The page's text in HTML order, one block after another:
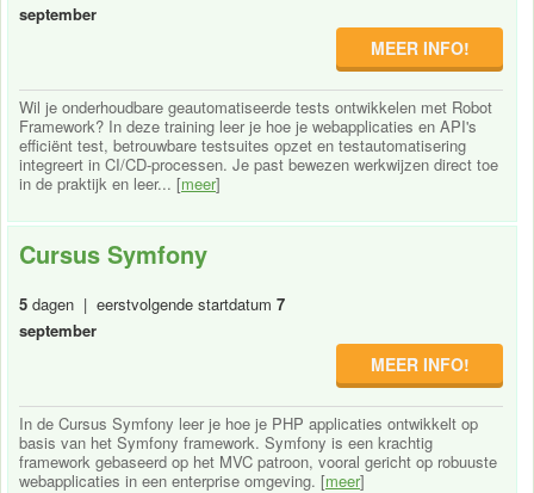
september
MEER INFO!
Wil je onderhoudbare geautomatiseerde tests ontwikkelen met Robot
Framework? In deze training leer je hoe je webapplicaties en API's
efficiënt test, betrouwbare testsuites opzet en testautomatisering
integreert in CI/CD-processen. Je past bewezen werkwijzen direct toe
in de praktijk en leer... [meer]
Cursus Symfony
5 dagen | eerstvolgende startdatum 7
september
MEER INFO!
In de Cursus Symfony leer je hoe je PHP applicaties ontwikkelt op
basis van het Symfony framework. Symfony is een krachtig
framework gebaseerd op het MVC patroon, vooral gericht op robuuste
webapplicaties in een enterprise omgeving. [meer]